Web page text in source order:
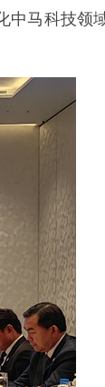
中马科技领